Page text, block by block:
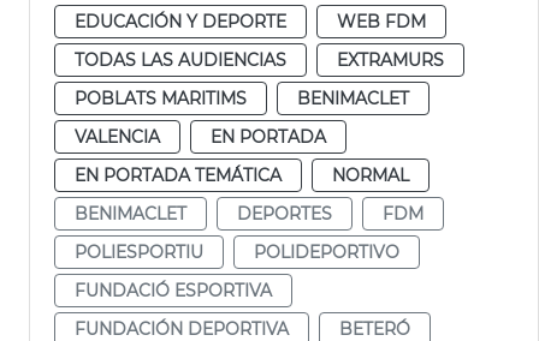
EDUCACIÓN Y DEPORTE
WEB FDM
TODAS LAS AUDIENCIAS
EXTRAMURS
POBLATS MARITIMS
BENIMACLET
VALENCIA
EN PORTADA
EN PORTADA TEMÁTICA
NORMAL
BENIMACLET
DEPORTES
FDM
POLIESPORTIU
POLIDEPORTIVO
FUNDACIÓ ESPORTIVA
FUNDACIÓN DEPORTIVA
BETERÓ